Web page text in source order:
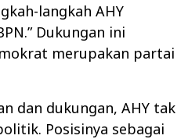
langkah AHY
Dukungan ini
merupakan partai
dan dukungan, AHY tak
Posisinya sebagai